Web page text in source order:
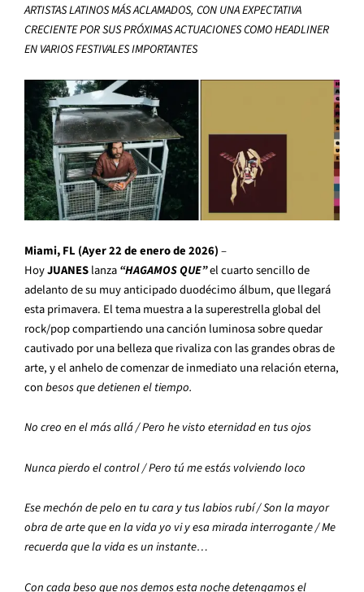
ARTISTAS LATINOS MÁS ACLAMADOS, CON UNA EXPECTATIVA
CRECIENTE POR SUS PRÓXIMAS ACTUACIONES COMO HEADLINER
EN VARIOS FESTIVALES IMPORTANTES
Miami, FL (Ayer 22 de enero de 2026)–
HoyJUANESlanza“HAGAMOS QUE”el cuarto sencillo de
adelanto de su muy anticipado duodécimo álbum, que llegará
esta primavera. El tema muestra a la superestrella global del
rock/pop compartiendo una canción luminosa sobre quedar
cautivado por una belleza que rivaliza con las grandes obras de
arte, y el anhelo de comenzar de inmediato una relación eterna,
conbesos que detienen el tiempo.
No creo en el más allá / Pero he visto eternidad en tus ojos
Nunca pierdo el control / Pero tú me estás volviendo loco
Ese mechón de pelo en tu cara y tus labios rubí / Son la mayor
obra de arte que en la vida yo viy esa mirada interrogante / Me
recuerda que la vida es un instante…
Con cada beso que nos demos esta noche detengamos el